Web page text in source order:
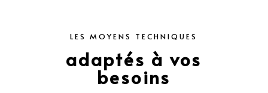
LES MOYENS TECHNIQUES
adaptés à vos
besoins